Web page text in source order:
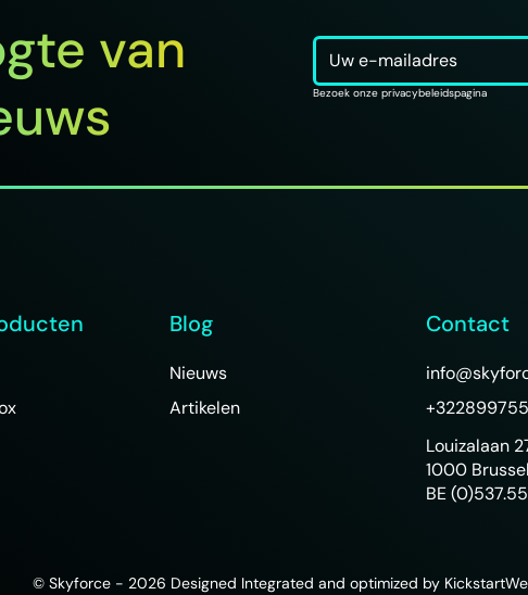
van
Bezoek onze privacybeleidspagina
Blog
Nieuws
Artikelen
Contact
Louizalaan
1000
BE
© Skyforce - 2026 Designed Integrated and optimized by